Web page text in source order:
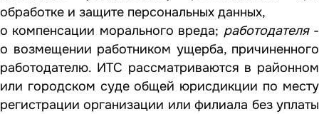
обработке и защите персональных данных,
о компенсации морального вреда; работодателя-
о возмещении работником ущерба, причиненного
работодателю. ИТС рассматриваются в районном
или городском суде общей юрисдикции по месту
регистрации организации или филиала без уплаты